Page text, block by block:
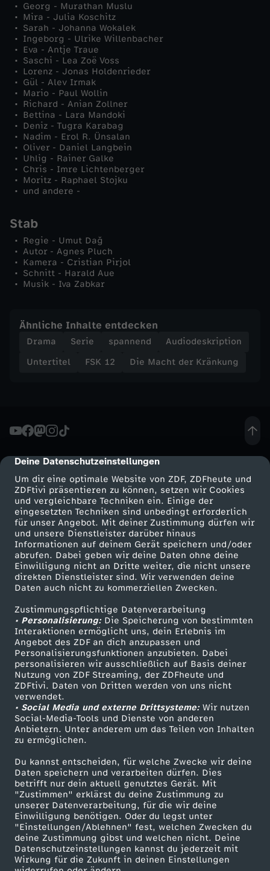
cmp-dialog-description
Deine Datenschutzeinstellungen
Um dir eine optimale Website von ZDF, ZDFheute und
ZDFtivi präsentieren zu können, setzen wir Cookies
und vergleichbare Techniken ein. Einige der
eingesetzten Techniken sind unbedingt erforderlich
für unser Angebot. Mit deiner Zustimmung dürfen wir
und unsere Dienstleister darüber hinaus
Informationen auf deinem Gerät speichern und/oder
abrufen. Dabei geben wir deine Daten ohne deine
Einwilligung nicht an Dritte weiter, die nicht unsere
direkten Dienstleister sind. Wir verwenden deine
Daten auch nicht zu kommerziellen Zwecken.
Zustimmungspflichtige Datenverarbeitung
• Personalisierung:Die Speicherung von bestimmten
Interaktionen ermöglicht uns, dein Erlebnis im
Angebot des ZDF an dich anzupassen und
Personalisierungsfunktionen anzubieten. Dabei
personalisieren wir ausschließlich auf Basis deiner
Nutzung von ZDF Streaming, der ZDFheute und
ZDFtivi. Daten von Dritten werden von uns nicht
verwendet.
• Social Media und externe Drittsysteme:Wir nutzen
Social-Media-Tools und Dienste von anderen
Anbietern. Unter anderem um das Teilen von Inhalten
zu ermöglichen.
Du kannst entscheiden, für welche Zwecke wir deine
Daten speichern und verarbeiten dürfen. Dies
betrifft nur dein aktuell genutztes Gerät. Mit
"Zustimmen" erklärst du deine Zustimmung zu
unserer Datenverarbeitung, für die wir deine
Einwilligung benötigen. Oder du legst unter
"Einstellungen/Ablehnen" fest, welchen Zwecken du
deine Zustimmung gibst und welchen nicht. Deine
Datenschutzeinstellungen kannst du jederzeit mit
Wirkung für die Zukunft in deinen Einstellungen
Georg - Murathan Muslu
Mira - Julia Koschitz
Sarah - Johanna Wokalek
Ingeborg - Ulrike Willenbacher
Eva - Antje Traue
Saschi - Lea Zoë Voss
Lorenz - Jonas Holdenrieder
Gül - Alev Irmak
Mario - Paul Wollin
Richard - Anian Zollner
Bettina - Lara Mandoki
Deniz - Tugra Karabag
Nadim - Erol R. Ünsalan
Oliver - Daniel Langbein
Uhlig - Rainer Galke
Chris - Imre Lichtenberger
Moritz - Raphael Stojku
und andere -
Stab
Regie - Umut Dağ
Autor - Agnes Pluch
Kamera - Cristian Pirjol
Schnitt - Harald Aue
Musik - Iva Zabkar
Ähnliche Inhalte entdecken
Drama Serie spannend
Audiodeskription
Untertitel
FSK 12 Die Macht der Kränkung
Mehr ZDF
ZDF-Apps
Smart TV
ZDFtext
Livestreams
Sendungen A-Z
TV-Programm
Service
ZDFmitreden
Kontakt zum ZDF
Tickets
Zuschauerservice
Hilfe
ZDF Unternehmen
Karriere
ZDF goes Schule
Werbefernsehen
Mainzelmännchen